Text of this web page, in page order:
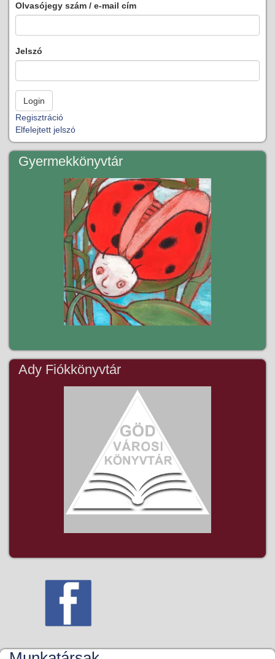
Olvasójegy szám / e-mail cím
Jelszó
Regisztráció
Elfelejtett jelszó
Gyermekkönyvtár
Ady Fiókkönyvtár